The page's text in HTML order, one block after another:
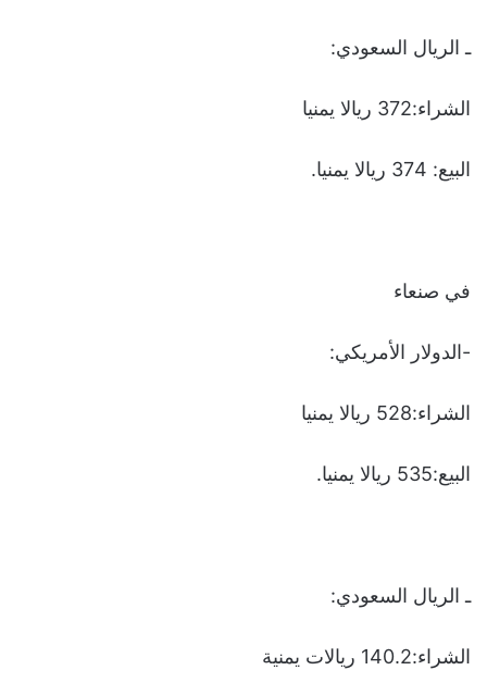
ـ الريال السعودي:
الشراء:372 ريالا يمنيا
البيع: 374 ريالا يمنيا.
في صنعاء
-الدولار الأمريكي:
الشراء:528 ريالا يمنيا
البيع:535 ريالا يمنيا.
ـ الريال السعودي:
الشراء:140.2 ريالات يمنية